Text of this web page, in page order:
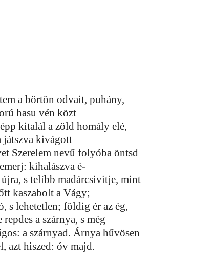
a börtön odvait, puhány,
hasu vén közt
kitalál a zöld homály elé,
játszva kivágott
Szerelem nevű folyóba öntsd
kihalászva é-
újra, s telíbb madárcsivitje, mint
kaszabolt a Vágy;
s lehetetlen; földig ér az ég,
a szárnya, s még
a szárnyad. Árnya hűvösen
azt hiszed: óv majd.